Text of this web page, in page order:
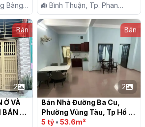
Bàng,
Bình Thuận, Tp. Phan
Thiết, P. Phú Thủy
Bán
2
Ở VÀ
BÁN
Bán
2
Bán Nhà Đường Ba Cu,
Phường Vũng Tàu, Tp Hồ
Chí Minh
5 tỷ • 53.6m²